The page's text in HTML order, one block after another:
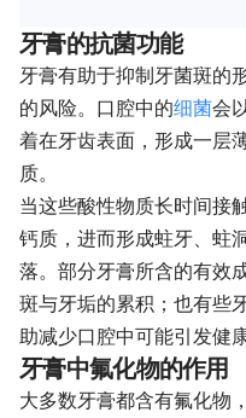
牙膏的抗菌功能
牙膏有助于抑制牙菌斑的
的风险。口腔中的细菌会
着在牙齿表面，形成一层
质。
当这些酸性物质长时间接
钙质，进而形成蛀牙、蛀
落。部分牙膏所含的有效
斑与牙垢的累积；也有些
助减少口腔中可能引发健
牙膏中氟化物的作用
大多数牙膏都含有氟化物